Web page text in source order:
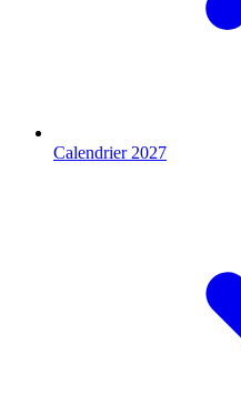
Calendrier 2027